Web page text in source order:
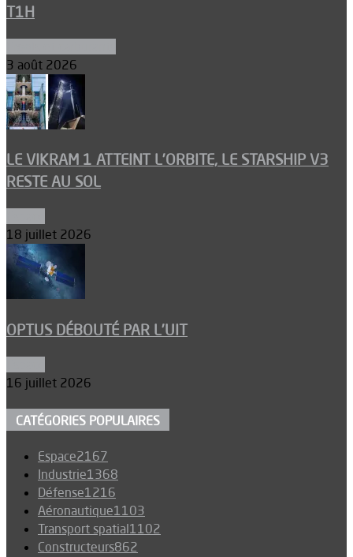
T1H
3 août 2026
LE VIKRAM 1 ATTEINT L’ORBITE, LE STARSHIP V3
RESTE AU SOL
18 juillet 2026
OPTUS DÉBOUTÉ PAR L’UIT
16 juillet 2026
CATÉGORIES POPULAIRES
Espace2167
Industrie1368
Défense1216
Aéronautique1103
Transport spatial1102
Constructeurs862